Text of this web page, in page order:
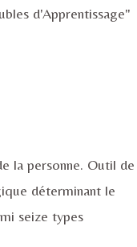
d'Apprentissage"
la personne. Outil de
déterminant le
seize types